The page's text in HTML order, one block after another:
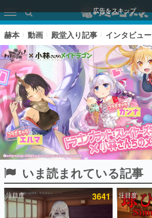
広告をスキップ
ピックアップ
電ファミのいま読まれている記事ランキング
赫本 動画 殿堂入り記事 インタビュー
いま読まれている記事
注目度 3641 注目度